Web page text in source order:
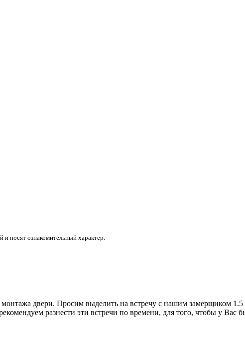
носят ознакомительный характер.
двери. Просим выделить на встречу с нашим замерщиком 1.5
разнести эти встречи по времени, для того, чтобы у Вас